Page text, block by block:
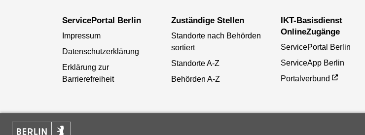
ServicePortal Berlin
Impressum
Datenschutzerklärung
Erklärung zur
Barrierefreiheit
Zuständige Stellen
Standorte nach Behörden
sortiert
Standorte A-Z
Behörden A-Z
IKT-Basisdienst
OnlineZugänge
ServicePortal Berlin
ServiceApp Berlin
Portalverbund